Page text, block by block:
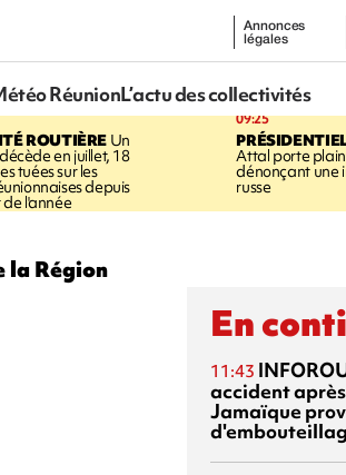
Annonces
légales
RéunionL’actu des collectivités
ROUTIÈRE Un
en juillet, 18
tuées sur les
depuis
l'année
09:25
Attal porte
dénonçant une
russe
la Région
En
11:43
accident
Jamaïque